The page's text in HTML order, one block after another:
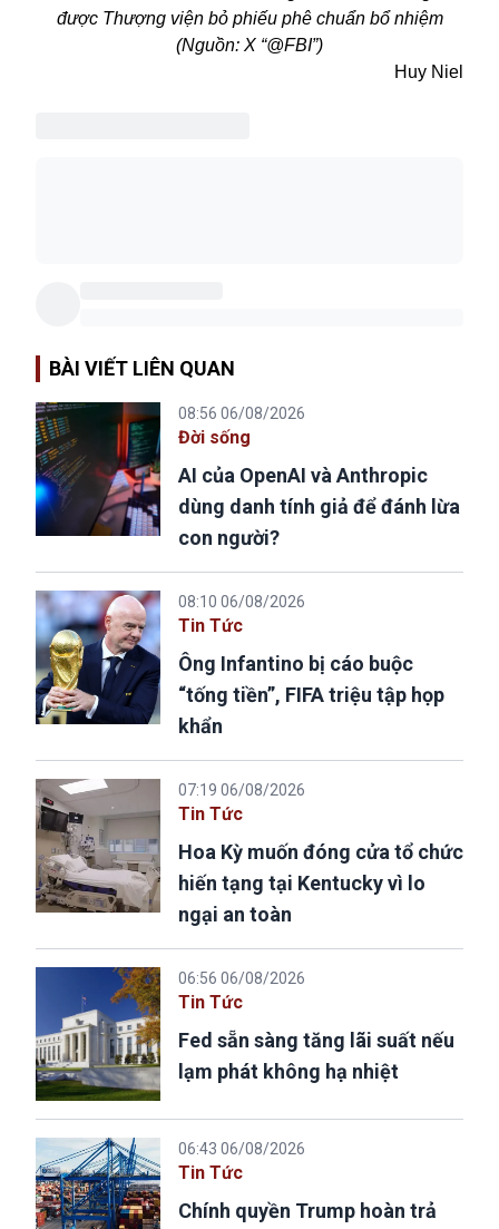
được Thượng viện bỏ phiếu phê chuẩn bổ nhiệm
(Nguồn: X “@FBI”)
Huy Niel
BÀI VIẾT LIÊN QUAN
08:56 06/08/2026
Đời sống
AI của OpenAI và Anthropic
dùng danh tính giả để đánh lừa
con người?
08:10 06/08/2026
Tin Tức
Ông Infantino bị cáo buộc
“tống tiền”, FIFA triệu tập họp
khẩn
07:19 06/08/2026
Tin Tức
Hoa Kỳ muốn đóng cửa tổ chức
hiến tạng tại Kentucky vì lo
ngại an toàn
06:56 06/08/2026
Tin Tức
Fed sẵn sàng tăng lãi suất nếu
lạm phát không hạ nhiệt
06:43 06/08/2026
Tin Tức
Chính quyền Trump hoàn trả